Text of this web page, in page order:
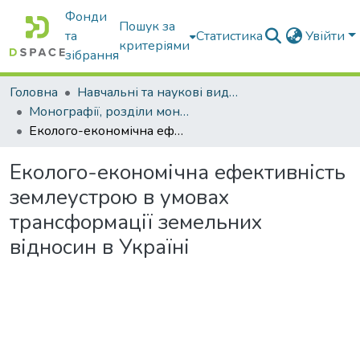
Фонди
та
зібрання
Пошук за
критеріями
Статистика Увійти
Головна
Навчальні та наукові видання
Монографії, розділи монографій, доповіді
Еколого-економічна ефективність землеустрою в умовах трансформації земельних відносин в Україні
Еколого-економічна ефективність
землеустрою в умовах
трансформації земельних
відносин в Україні